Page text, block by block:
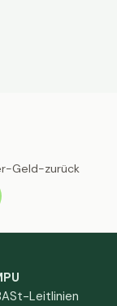
Geld-zurück
Leitlinien